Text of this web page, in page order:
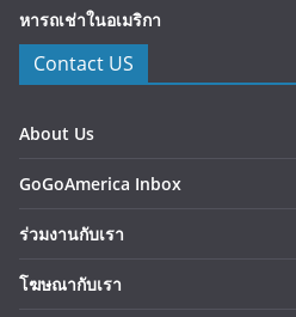
หารถเช่าในอเมริกา
Contact US
About Us
GoGoAmerica Inbox
ร่วมงานกับเรา
โฆษณากับเรา